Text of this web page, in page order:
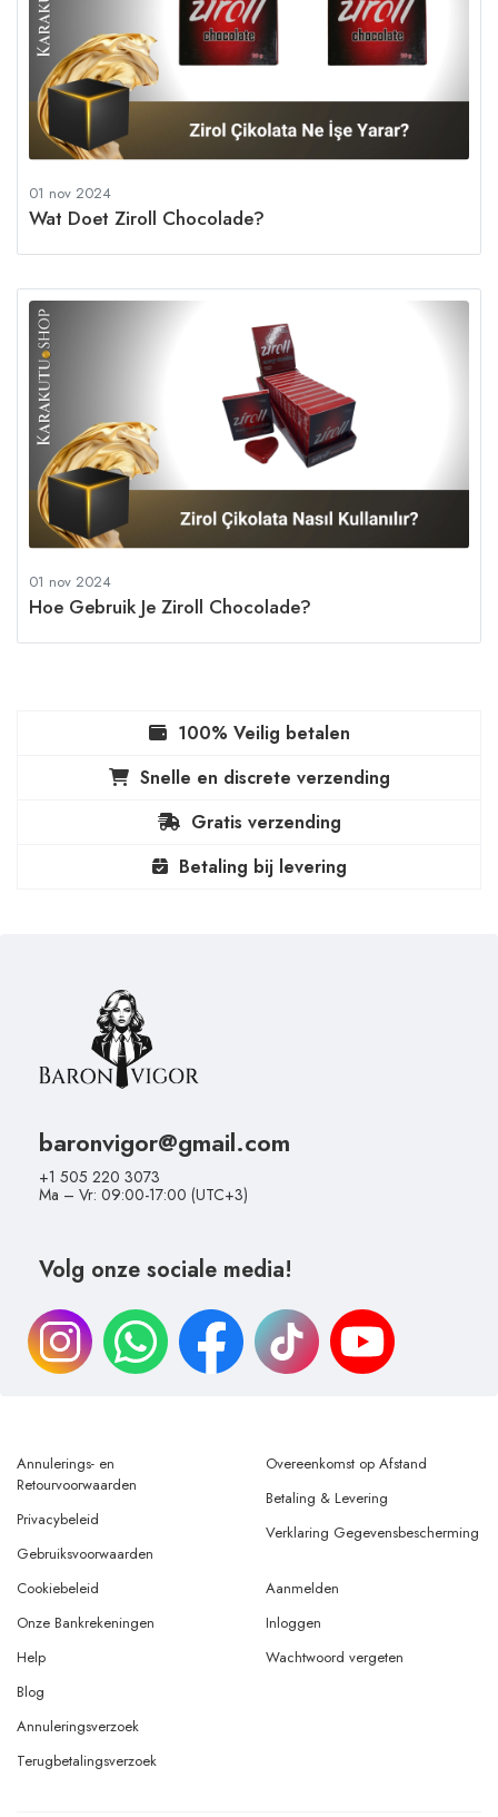
01 nov 2024
Wat Doet Ziroll Chocolade?
01 nov 2024
Hoe Gebruik Je Ziroll Chocolade?
100% Veilig betalen
Snelle en discrete verzending
Gratis verzending
Betaling bij levering
baronvigor@gmail.com
+1 505 220 3073
Ma – Vr: 09:00-17:00 (UTC+3)
Volg onze sociale media!
Annulerings- en
Retourvoorwaarden
Privacybeleid
Gebruiksvoorwaarden
Overeenkomst op Afstand
Betaling & Levering
Verklaring Gegevensbescherming
Cookiebeleid
Onze Bankrekeningen
Help
Aanmelden
Inloggen
Wachtwoord vergeten
Blog
Annuleringsverzoek
Terugbetalingsverzoek